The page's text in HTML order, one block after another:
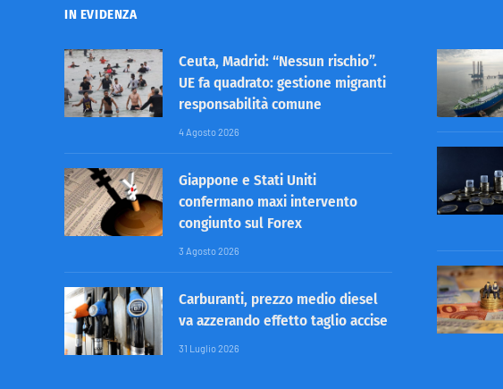
IN EVIDENZA
Ceuta, Madrid: “Nessun rischio”.
UE fa quadrato: gestione migranti
responsabilità comune
4 Agosto 2026
Giappone e Stati Uniti
confermano maxi intervento
congiunto sul Forex
3 Agosto 2026
Carburanti, prezzo medio diesel
va azzerando effetto taglio accise
31 Luglio 2026